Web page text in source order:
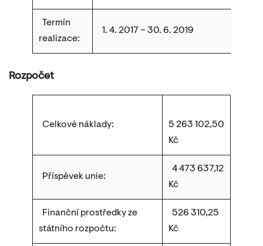
Termín
realizace:
1. 4. 2017 – 30. 6. 2019
Rozpočet
Celkové náklady:
5 263 102,50
Kč
Příspěvek unie:
4 473 637,12
Kč
Finanční prostředky ze
státního rozpočtu:
526 310,25
Kč